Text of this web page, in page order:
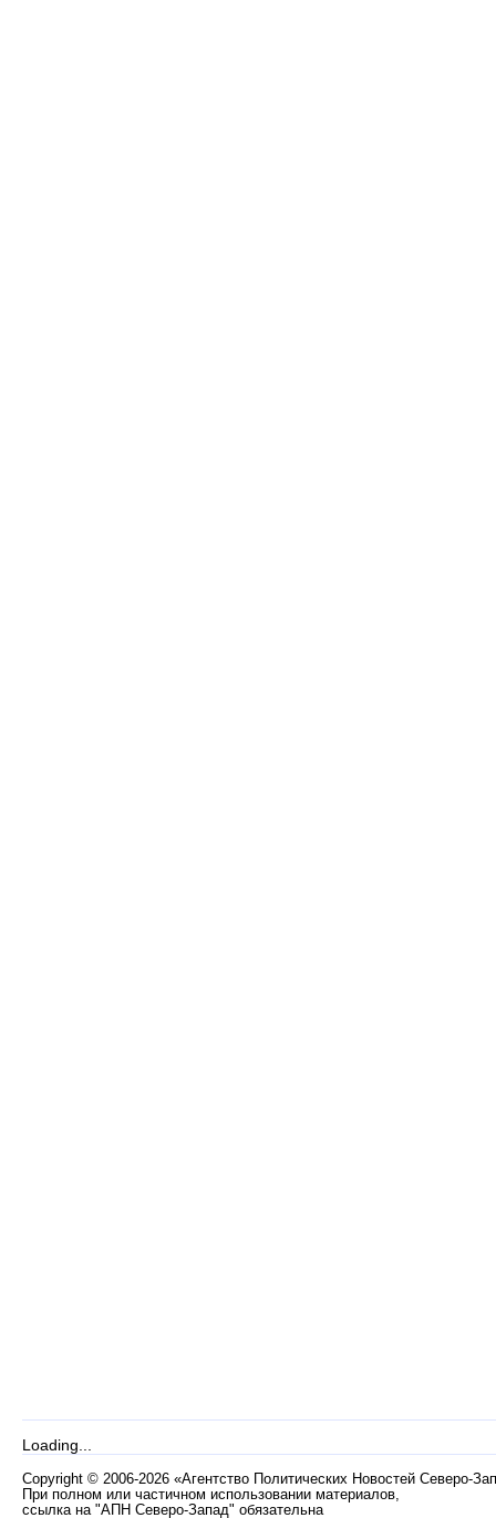
Loading...
Copyright © 2006-2026 «Агентство Политических Новостей Северо-
При полном или частичном использовании материалов,
ссылка на "АПН Северо-Запад" обязательна